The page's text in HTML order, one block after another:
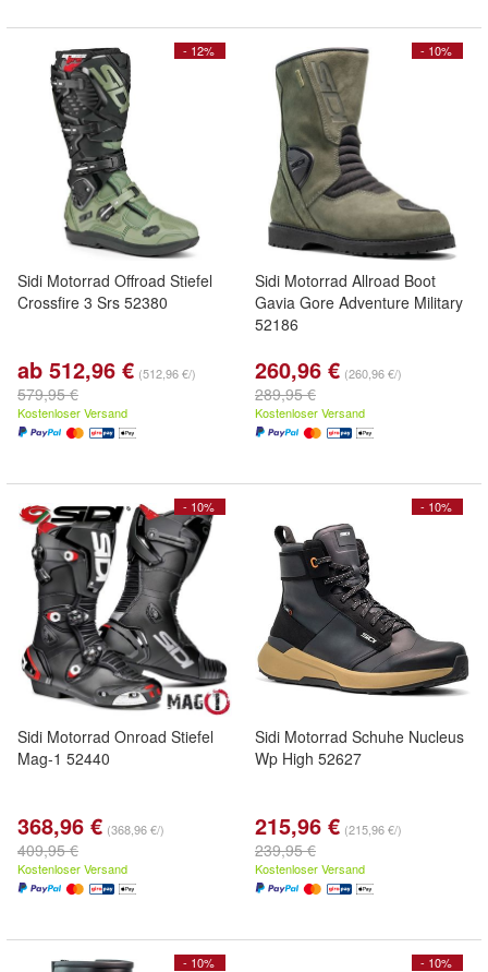
- 12%
Sidi Motorrad Offroad Stiefel
Crossfire 3 Srs 52380
ab 512,96 € (512,96 €/)
579,95 €
Kostenloser Versand
- 10%
Sidi Motorrad Allroad Boot
Gavia Gore Adventure Military
52186
260,96 € (260,96 €/)
289,95 €
Kostenloser Versand
- 10%
Sidi Motorrad Onroad Stiefel
Mag-1 52440
368,96 € (368,96 €/)
409,95 €
Kostenloser Versand
- 10%
Sidi Motorrad Schuhe Nucleus
Wp High 52627
215,96 € (215,96 €/)
239,95 €
Kostenloser Versand
- 10% - 10%